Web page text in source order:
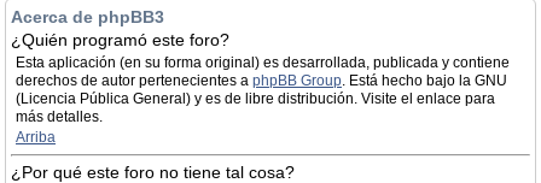
Acerca de phpBB3
¿Quién programó este foro?
Esta aplicación (en su forma original) es desarrollada, publicada y contiene
derechos de autor pertenecientes a phpBB Group. Está hecho bajo la GNU
(Licencia Pública General) y es de libre distribución. Visite el enlace para
más detalles.
Arriba
¿Por qué este foro no tiene tal cosa?